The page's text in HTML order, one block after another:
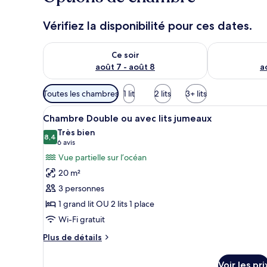
Vérifiez la disponibilité pour ces dates.
Ce soir
août 7 - août 8
Vérifier la disponibilité pour ce soir août 7 - août 8
Vérifier la
Filtres
disponibles
pour
les
chambres
Toutes les chambres 1 lit 2 lits 3+ lits
Afficher
toutes
les
photos
pour
ce
type
de
chambre :
Chambre
Une chambre d’hôtel avec
16
Chambre Double ou avec lits jumeaux
8,48,4 sur 10
Très bien
6 avis
(6 avis)
Vue partielle sur l’océan
20 m²
3 personnes
1 grand lit OU 2 lits 1 place
Wi-Fi gratuit
Plus de détails
Plus